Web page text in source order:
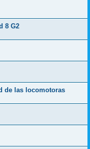
8 G2
de las locomotoras